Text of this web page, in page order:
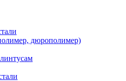
дюрополимер)